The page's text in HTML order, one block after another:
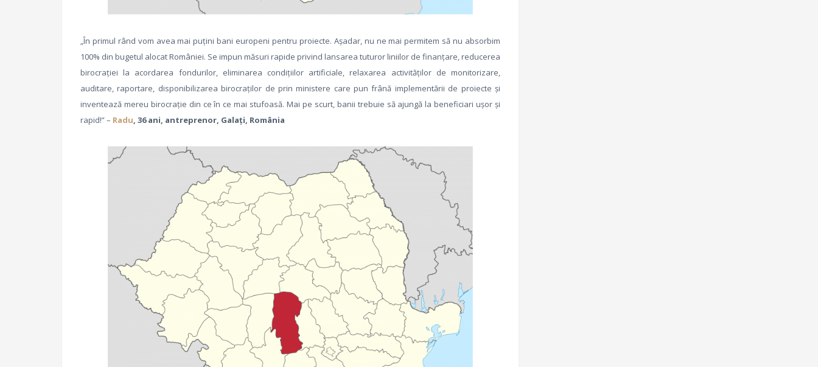
„În primul rând vom avea mai puțini bani europeni pentru proiecte. Așadar, nu ne mai permitem să nu absorbim
100% din bugetul alocat României. Se impun măsuri rapide privind lansarea tuturor liniilor de finanțare, reducerea
birocrației la acordarea fondurilor, eliminarea condițiilor artificiale, relaxarea activităților de monitorizare,
auditare, raportare, disponibilizarea birocraților de prin ministere care pun frână implementării de proiecte și
inventează mereu birocrație din ce în ce mai stufoasă. Mai pe scurt, banii trebuie să ajungă la beneficiari ușor și
rapid!” – Radu , 36 ani, antreprenor, Galați, România